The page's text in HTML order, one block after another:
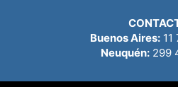
Buenos Aires:
Neuquén:299